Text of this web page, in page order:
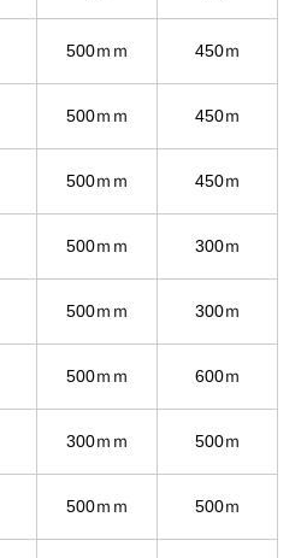
500ｍｍ 450ｍ
500ｍｍ 450ｍ
500ｍｍ 450ｍ
500ｍｍ 300ｍ
500ｍｍ 300ｍ
500ｍｍ 600ｍ
300ｍｍ 500ｍ
500ｍｍ 500ｍ